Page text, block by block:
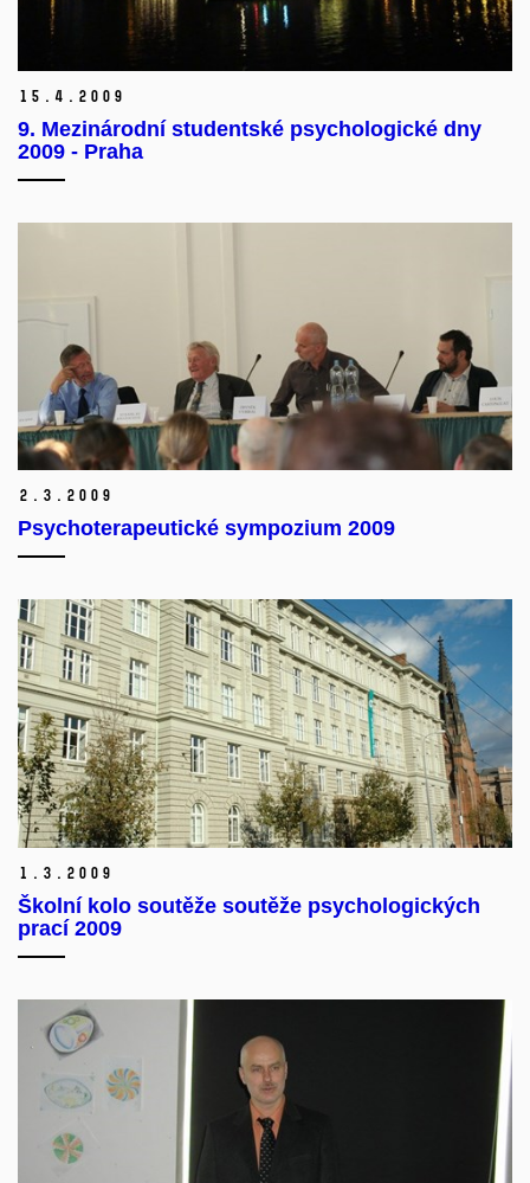
15. 4. 2009
9. Mezinárodní studentské psychologické dny
2009 - Praha
2. 3. 2009
Psychoterapeutické sympozium 2009
1. 3. 2009
Školní kolo soutěže soutěže psychologických
prací 2009